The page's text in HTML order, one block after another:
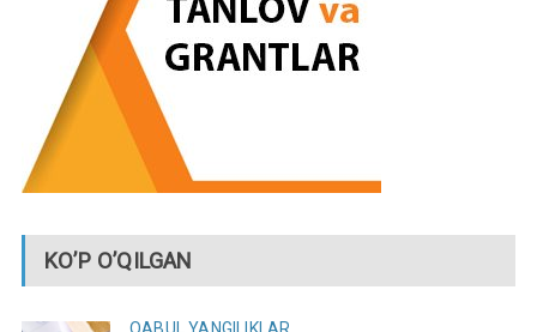
KO’P O’QILGAN